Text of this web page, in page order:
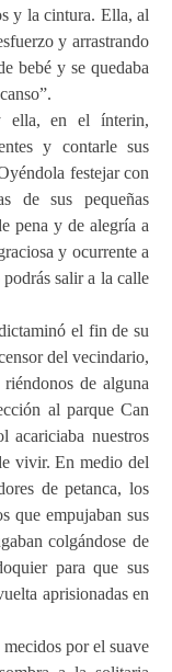
y la cintura. Ella, al
y arrastrando
bebé y se quedaba
ella, en el ínterin,
y contarle sus
festejar con
de sus pequeñas
pena y de alegría a
y ocurrente a
salir a la calle
el fin de su
del vecindario,
de alguna
al parque Can
acariciaba nuestros
vivir. En medio del
de petanca, los
que empujaban sus
colgándose de
para que sus
aprisionadas en
por el suave